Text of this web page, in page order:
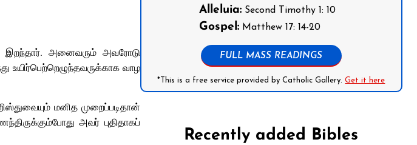
இறந்தார். அனைவரும் அவரோடு
வாழ
மனித முறைப்படிதான்
அவர் புதிதாகப்
Alleluia: Second Timothy 1: 10
Gospel: Matthew 17: 14-20
FULL MASS READINGS
*This is a free service provided by Catholic Gallery.Get it here
Recently added Bibles